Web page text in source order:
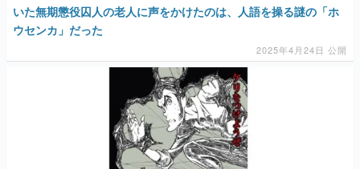
いた無期懲役囚人の老人に声をかけたのは、人語を操る謎の「ホ
ウセンカ」だった
2025年4月24日 公開